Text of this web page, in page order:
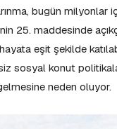
bugün milyonlar
25. maddesinde
eşit şekilde
sosyal konut
neden oluyor.